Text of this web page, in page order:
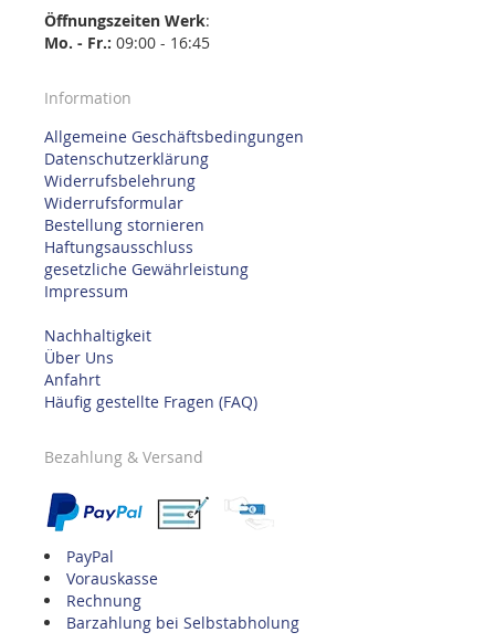
Öffnungszeiten Werk:
Mo. - Fr.: 09:00 - 16:45
Information
Allgemeine Geschäftsbedingungen
Datenschutzerklärung
Widerrufsbelehrung
Widerrufsformular
Bestellung stornieren
Haftungsausschluss
gesetzliche Gewährleistung
Impressum
Nachhaltigkeit
Über Uns
Anfahrt
Häufig gestellte Fragen (FAQ)
Bezahlung & Versand
PayPal
Vorauskasse
Rechnung
Barzahlung bei Selbstabholung